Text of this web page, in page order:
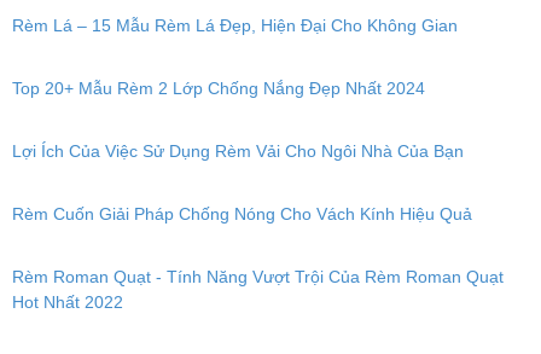
Rèm Lá – 15 Mẫu Rèm Lá Đẹp, Hiện Đại Cho Không Gian
Top 20+ Mẫu Rèm 2 Lớp Chống Nắng Đẹp Nhất 2024
Lợi Ích Của Việc Sử Dụng Rèm Vải Cho Ngôi Nhà Của Bạn
Rèm Cuốn Giải Pháp Chống Nóng Cho Vách Kính Hiệu Quả
Rèm Roman Quạt - Tính Năng Vượt Trội Của Rèm Roman Quạt
Hot Nhất 2022